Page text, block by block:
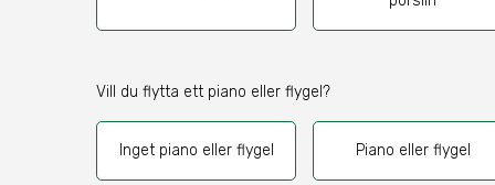
Vill du flytta ett piano eller flygel?
Inget piano eller flygel Piano eller flygel